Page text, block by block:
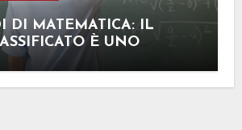
DI MATEMATICA: IL
È UNO
DEL NOSTRO ISTITUTO